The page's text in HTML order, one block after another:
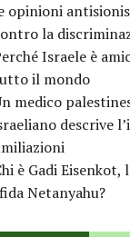
opinioni
la
Israele è
il mondo
medico
descrive
è Gadi Eisenkot,
Netanyahu?